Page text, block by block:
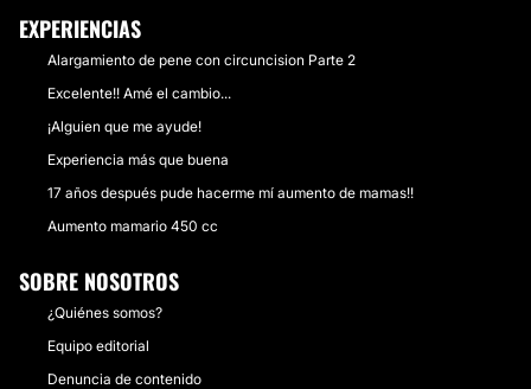
EXPERIENCIAS
Alargamiento de pene con circuncision Parte 2
Excelente!! Amé el cambio...
¡Alguien que me ayude!
Experiencia más que buena
17 años después pude hacerme mí aumento de mamas!!
Aumento mamario 450 cc
SOBRE NOSOTROS
¿Quiénes somos?
Equipo editorial
Denuncia de contenido